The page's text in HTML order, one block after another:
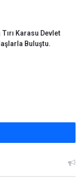
Karasu Devlet
Buluştu.